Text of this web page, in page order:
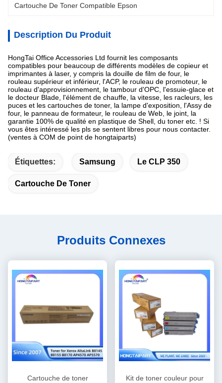
Cartouche De Toner Compatible Epson
Description Du Produit
HongTai Office Accessories Ltd fournit les composants
compatibles pour beaucoup de différents modèles de copieur et
imprimantes à laser, y compris la douille de film de four, le
rouleau supérieur et inférieur, l'ACP, le rouleau de promoteur, le
rouleau d'approvisionnement, le tambour d'OPC, l'essuie-glace et
le docteur Blade, l'élément de chauffe, la vitesse, les racleurs, les
puces et les cartouches de toner, la lampe d'exposition, l'Assy de
four, le panneau de formateur, le rouleau de Web, le joint, la
garantie 100% de qualité en plastique de Shell, du toner etc. ! Si
vous êtes intéressé les pls se sentent libres pour nous contacter.
(ventes à COM de point de hongtaiparts)
Étiquettes: Samsung Le CLP 350
Cartouche De Toner
Produits Connexes
Cartouche de toner
Kit de toner couleur pour